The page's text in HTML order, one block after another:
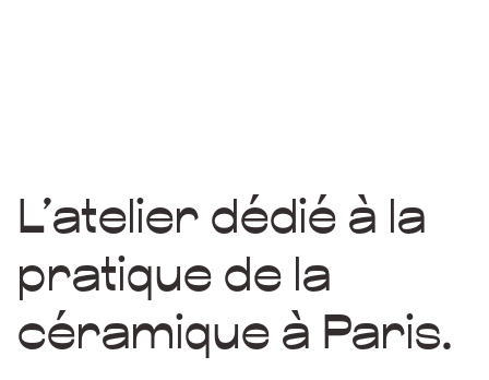
L’atelier dédié à la
pratique de la
céramique à Paris.